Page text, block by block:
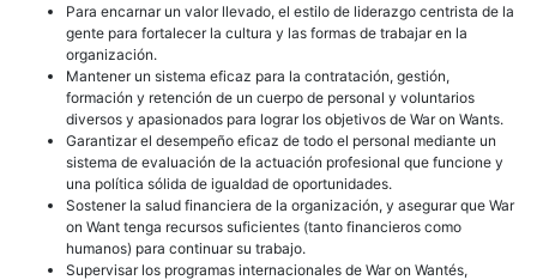
Para encarnar un valor llevado, el estilo de liderazgo centrista de la
gente para fortalecer la cultura y las formas de trabajar en la
organización.
Mantener un sistema eficaz para la contratación, gestión,
formación y retención de un cuerpo de personal y voluntarios
diversos y apasionados para lograr los objetivos de War on Wants.
Garantizar el desempeño eficaz de todo el personal mediante un
sistema de evaluación de la actuación profesional que funcione y
una política sólida de igualdad de oportunidades.
Sostener la salud financiera de la organización, y asegurar que War
on Want tenga recursos suficientes (tanto financieros como
humanos) para continuar su trabajo.
Supervisar los programas internacionales de War on Wantés,